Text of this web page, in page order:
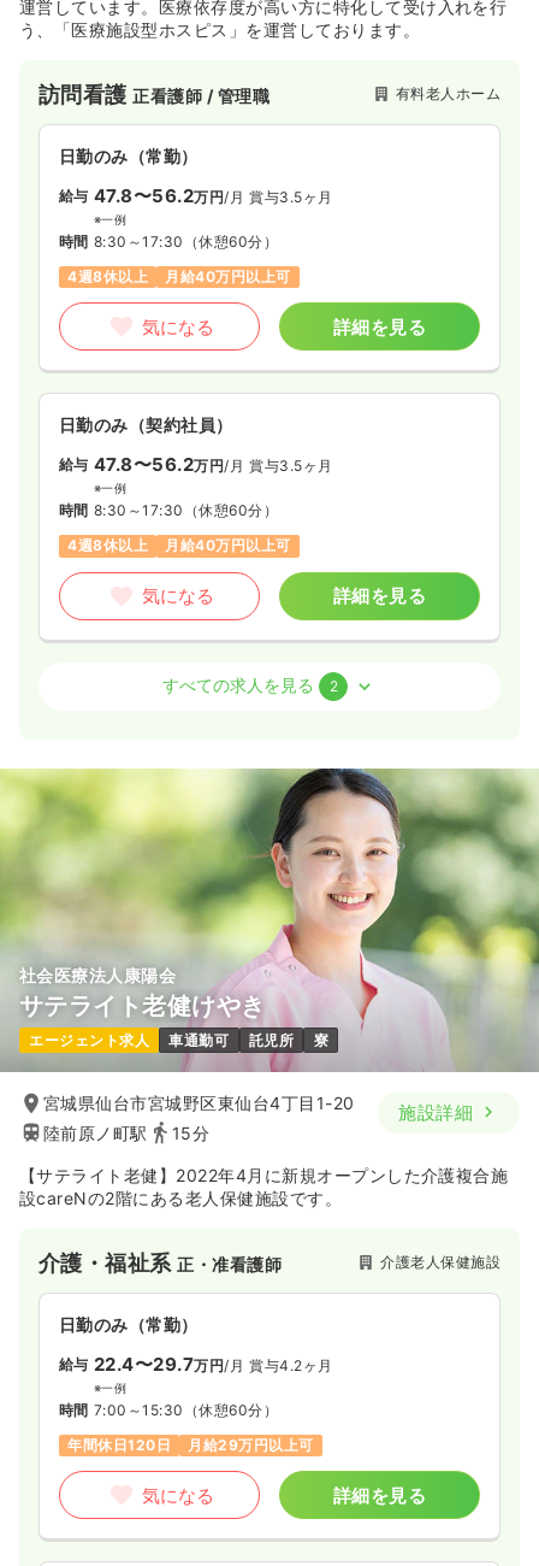
運営しています。医療依存度が高い方に特化して受け入れを行
う、「医療施設型ホスピス」を運営しております。
訪問看護正看護師 / 管理職 有料老人ホーム
日勤のみ（常勤）
給与 47.8〜56.2万円/月 賞与3.5ヶ月
※一例
時間 8:30～17:30 （休憩60分）
4週8休以上
月給40万円以上可
気になる 詳細を見る
日勤のみ（契約社員）
給与 47.8〜56.2万円/月 賞与3.5ヶ月
※一例
時間 8:30～17:30 （休憩60分）
4週8休以上
月給40万円以上可
気になる 詳細を見る
正看護師
給与 37.8〜46.3 賞与3.5ヶ月
8:30～17:30（休憩60分）
月給40万円以上可
気になる 詳細を見る
日勤のみ（契約社員） 一時募集休止
給与 37.8〜46.3万円/月 賞与3.5ヶ月
※一例
時間 8:30～17:30 （休憩60分）
担当業務未経験可
月給40万円以上可
気になる 詳細を見る
すべての求人を見る 2
社会医療法人康陽会
サテライト老健けやき
エージェント求人 車通勤可 託児所 寮
宮城県仙台市宮城野区東仙台4丁目1-20
陸前原ノ町駅
15分
施設詳細
【サテライト老健】2022年4月に新規オープンした介護複合施
設careNの2階にある老人保健施設です。
介護・福祉系正・准看護師 介護老人保健施設
日勤のみ（常勤）
給与 22.4〜29.7万円/月 賞与4.2ヶ月
※一例
時間 7:00～15:30 （休憩60分）
年間休日120日
月給29万円以上可
気になる 詳細を見る